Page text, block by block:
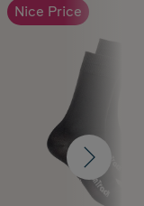
Nice Price